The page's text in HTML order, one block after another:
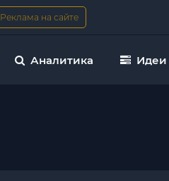
Реклама на сайте
Аналитика Идеи